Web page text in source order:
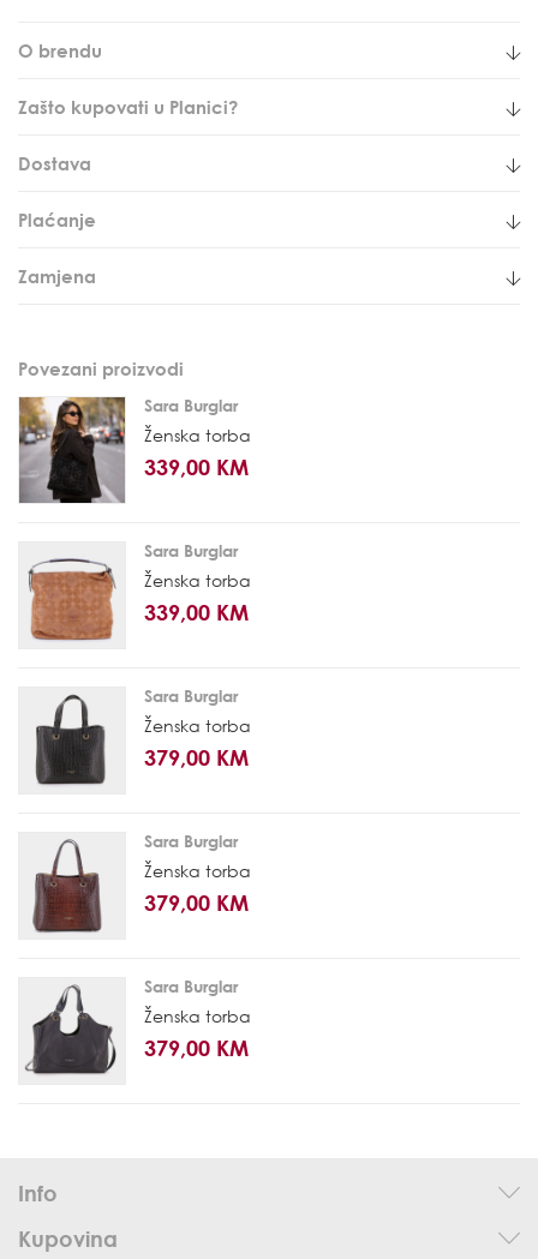
O brendu
Zašto kupovati u Planici?
Dostava
Plaćanje
Zamjena
Povezani proizvodi
Sara Burglar
Ženska torba
339,00 KM
Sara Burglar
Ženska torba
339,00 KM
Sara Burglar
Ženska torba
379,00 KM
Sara Burglar
Ženska torba
379,00 KM
Sara Burglar
Ženska torba
379,00 KM
Info
Kupovina